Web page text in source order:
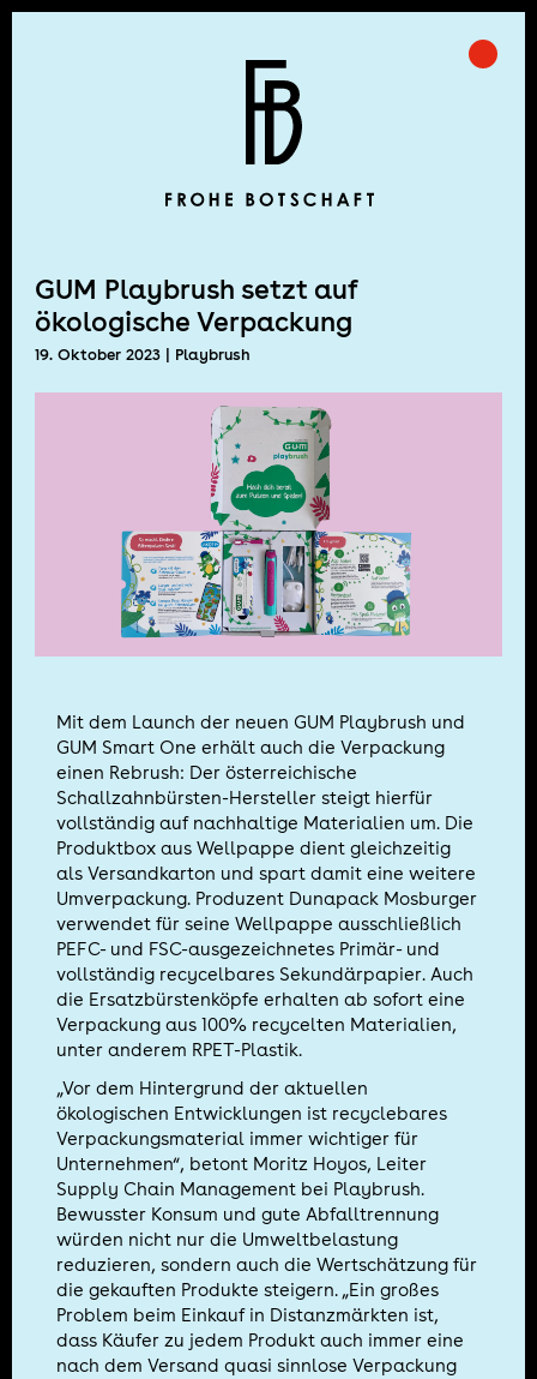
Frohe Botschaft
GUM Playbrush setzt auf
ökologische Verpackung
19. Oktober 2023| Playbrush
Mit dem Launch der neuen GUM Playbrush und
GUM Smart One erhält auch die Verpackung
einen Rebrush: Der österreichische
Schallzahnbürsten-Hersteller steigt hierfür
vollständig auf nachhaltige Materialien um. Die
Produktbox aus Wellpappe dient gleichzeitig
als Versandkarton und spart damit eine weitere
Umverpackung. Produzent Dunapack Mosburger
verwendet für seine Wellpappe ausschließlich
PEFC- und FSC-ausgezeichnetes Primär- und
vollständig recycelbares Sekundärpapier. Auch
die Ersatzbürstenköpfe erhalten ab sofort eine
Verpackung aus 100% recycelten Materialien,
unter anderem RPET-Plastik.
„Vor dem Hintergrund der aktuellen
ökologischen Entwicklungen ist recyclebares
Verpackungsmaterial immer wichtiger für
Unternehmen“, betont Moritz Hoyos, Leiter
Supply Chain Management bei Playbrush.
Bewusster Konsum und gute Abfalltrennung
würden nicht nur die Umweltbelastung
reduzieren, sondern auch die Wertschätzung für
die gekauften Produkte steigern. „Ein großes
Problem beim Einkauf in Distanzmärkten ist,
dass Käufer zu jedem Produkt auch immer eine
nach dem Versand quasi sinnlose Verpackung